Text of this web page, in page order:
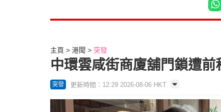
主頁 港聞 突發
中環雲咸街商廈舖門鎖遭
突發 更新時間：12:29 2026-08-06 HKT